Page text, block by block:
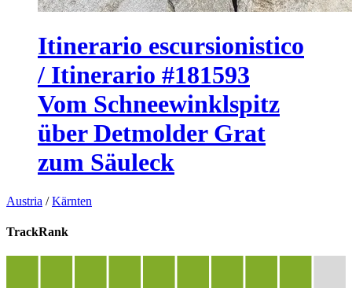
Itinerario escursionistico
/ Itinerario #181593
Vom Schneewinklspitz
über Detmolder Grat
zum Säuleck
Austria /Kärnten
TrackRank